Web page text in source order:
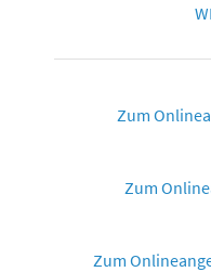
Zum
Zum
Zum